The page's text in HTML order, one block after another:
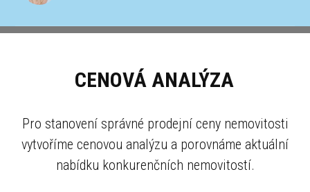
CENOVÁ ANALÝZA
Pro stanovení správné prodejní ceny nemovitosti
vytvoříme cenovou analýzu a porovnáme aktuální
nabídku konkurenčních nemovitostí.